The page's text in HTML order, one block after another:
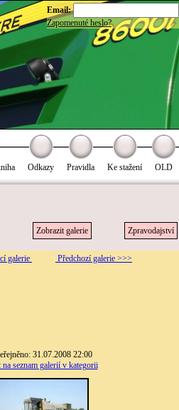
Email:
Zapomenuté heslo?
Odkazy Pravidla Ke stažení OLD
Zobrazit galerie Zpravodajství
galerie
Předchozí galerie >>>
31.07.2008 22:00
na seznam galerií v kategorii